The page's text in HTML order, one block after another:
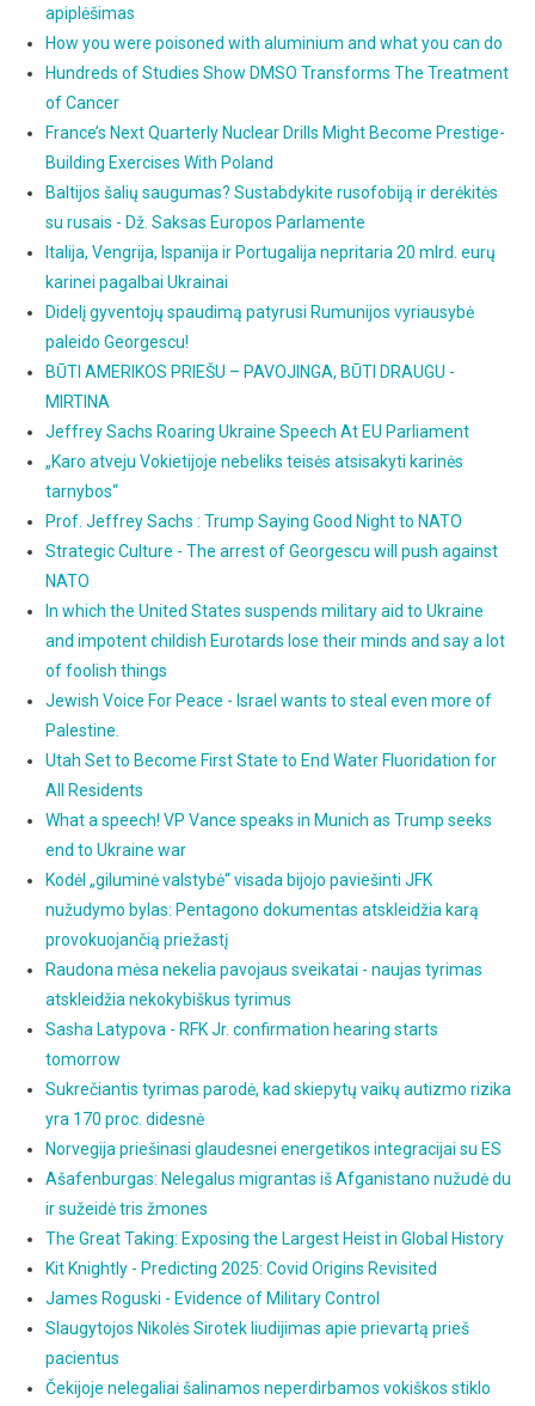
apiplėšimas
How you were poisoned with aluminium and what you can do
Hundreds of Studies Show DMSO Transforms The Treatment
of Cancer
France’s Next Quarterly Nuclear Drills Might Become Prestige-
Building Exercises With Poland
Baltijos šalių saugumas? Sustabdykite rusofobiją ir derėkitės
su rusais - Dž. Saksas Europos Parlamente
Italija, Vengrija, Ispanija ir Portugalija nepritaria 20 mlrd. eurų
karinei pagalbai Ukrainai
Didelį gyventojų spaudimą patyrusi Rumunijos vyriausybė
paleido Georgescu!
BŪTI AMERIKOS PRIEŠU – PAVOJINGA, BŪTI DRAUGU -
MIRTINA
Jeffrey Sachs Roaring Ukraine Speech At EU Parliament
„Karo atveju Vokietijoje nebeliks teisės atsisakyti karinės
tarnybos“
Prof. Jeffrey Sachs : Trump Saying Good Night to NATO
Strategic Culture - The arrest of Georgescu will push against
NATO
In which the United States suspends military aid to Ukraine
and impotent childish Eurotards lose their minds and say a lot
of foolish things
Jewish Voice For Peace - Israel wants to steal even more of
Palestine.
Utah Set to Become First State to End Water Fluoridation for
All Residents
What a speech! VP Vance speaks in Munich as Trump seeks
end to Ukraine war
Kodėl „giluminė valstybė“ visada bijojo paviešinti JFK
nužudymo bylas: Pentagono dokumentas atskleidžia karą
provokuojančią priežastį
Raudona mėsa nekelia pavojaus sveikatai - naujas tyrimas
atskleidžia nekokybiškus tyrimus
Sasha Latypova - RFK Jr. confirmation hearing starts
tomorrow
Sukrečiantis tyrimas parodė, kad skiepytų vaikų autizmo rizika
yra 170 proc. didesnė
Norvegija priešinasi glaudesnei energetikos integracijai su ES
Ašafenburgas: Nelegalus migrantas iš Afganistano nužudė du
ir sužeidė tris žmones
The Great Taking: Exposing the Largest Heist in Global History
Kit Knightly - Predicting 2025: Covid Origins Revisited
James Roguski - Evidence of Military Control
Slaugytojos Nikolės Sirotek liudijimas apie prievartą prieš
pacientus
Čekijoje nelegaliai šalinamos neperdirbamos vokiškos stiklo